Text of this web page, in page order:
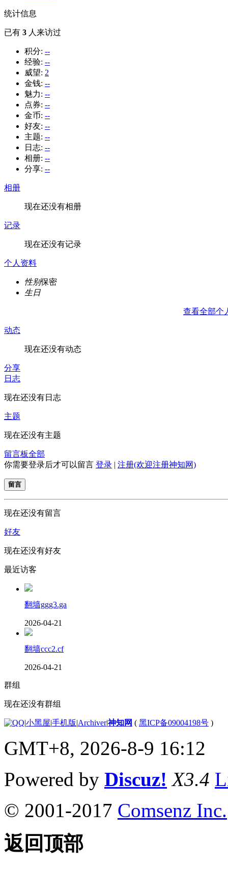
统计信息
已有 3 人来访过
积分: --
经验: --
威望: 2
金钱: --
魅力: --
点券: --
金币: --
好友: --
主题: --
日志: --
相册: --
分享: --
相册
现在还没有相册
记录
现在还没有记录
个人资料
性别保密
生日
查看全部个
动态
现在还没有动态
分享
日志
现在还没有日志
主题
现在还没有主题
留言板全部
你需要登录后才可以留言 登录 | 注册(欢迎注册神知网)
留言
现在还没有留言
好友
现在还没有好友
最近访客
翻墙ggg3.ga
2026-04-21
翻墙ccc2.cf
2026-04-21
群组
现在还没有群组
|小黑屋|手机版|Archiver|神知网 ( 黑ICP备09004198号 )
GMT+8, 2026-8-9 16:12
Powered by Discuz! X3.4
© 2001-2017 Comsenz Inc.
返回顶部